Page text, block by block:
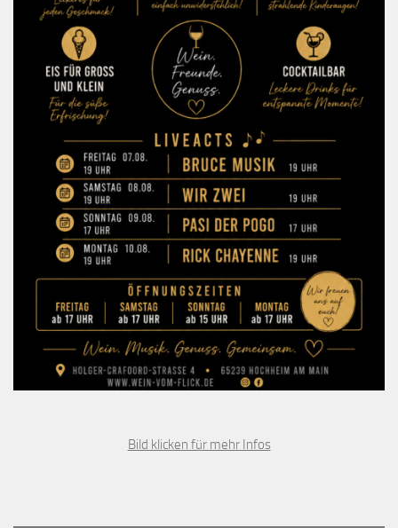
Bild klicken für mehr Infos